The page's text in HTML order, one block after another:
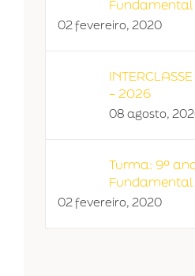
Fundamental
02 fevereiro, 2020
– 2026
08 agosto,
Turma: 9º
Fundamental
02 fevereiro, 2020